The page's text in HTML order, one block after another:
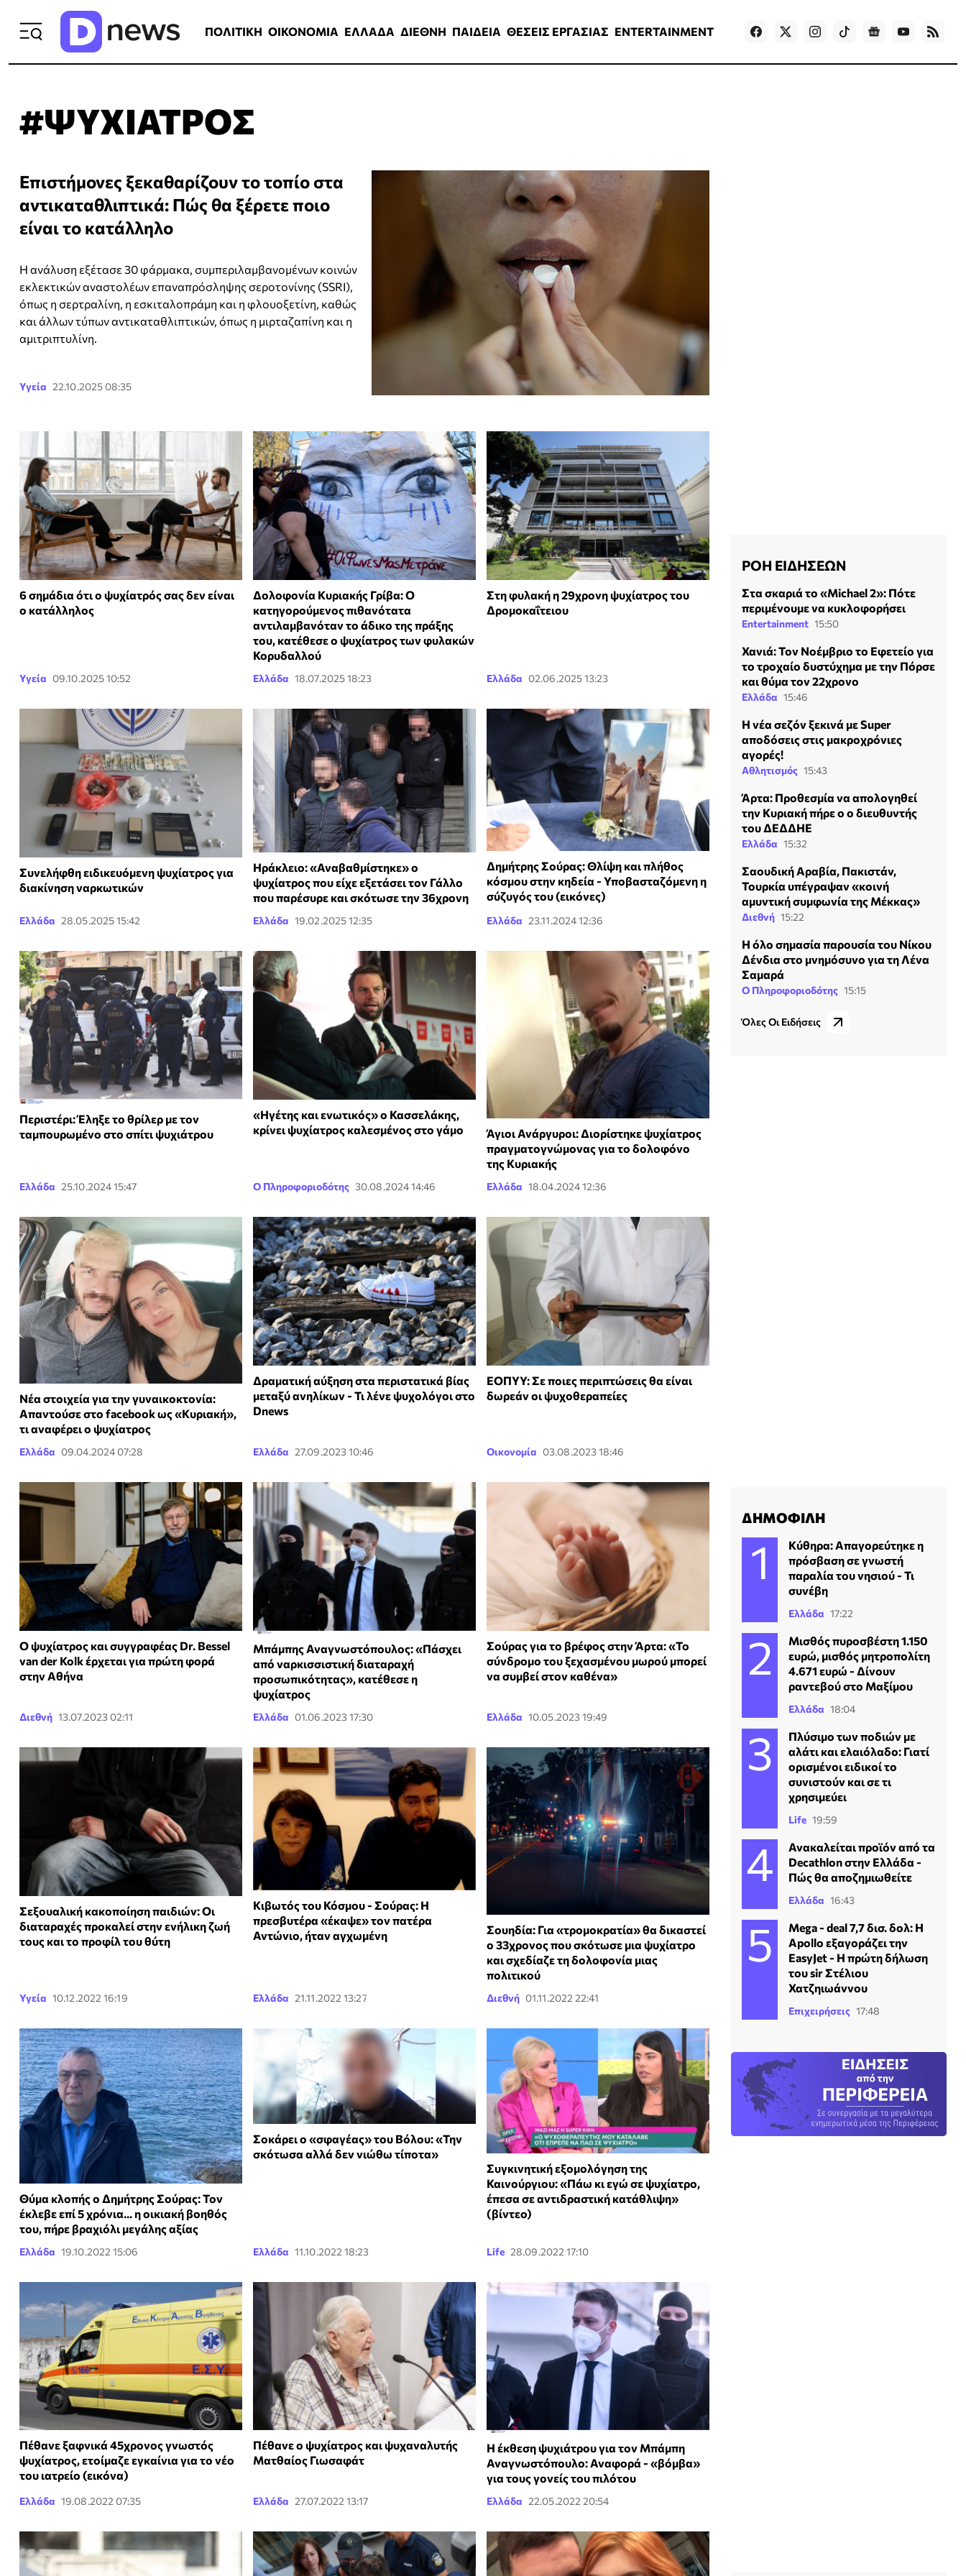
ΠΟΛΙΤΙΚΗ ΟΙΚΟΝΟΜΙΑ ΕΛΛΑΔΑ ΔΙΕΘΝΗ ΠΑΙΔΕΙΑ ΘΕΣΕΙΣ ΕΡΓΑΣΙΑΣ ENTERTAINMENT Games
#ΨΥΧΙΑΤΡΟΣ
Επιστήμονες ξεκαθαρίζουν το τοπίο στα
αντικαταθλιπτικά: Πώς θα ξέρετε ποιο
είναι το κατάλληλο
Η ανάλυση εξέτασε 30 φάρμακα, συμπεριλαμβανομένων κοινών
εκλεκτικών αναστολέων επαναπρόσληψης σεροτονίνης (SSRI),
όπως η σερτραλίνη, η εσκιταλοπράμη και η φλουοξετίνη, καθώς
και άλλων τύπων αντικαταθλιπτικών, όπως η μιρταζαπίνη και η
αμιτριπτυλίνη.
Υγεία 22.10.2025 08:35
6 σημάδια ότι ο ψυχίατρός σας δεν είναι
ο κατάλληλος
Υγεία 09.10.2025 10:52
Δολοφονία Κυριακής Γρίβα: Ο
κατηγορούμενος πιθανότατα
αντιλαμβανόταν το άδικο της πράξης
του, κατέθεσε ο ψυχίατρος των φυλακών
Κορυδαλλού
Ελλάδα 18.07.2025 18:23
Στη φυλακή η 29χρονη ψυχίατρος του
Δρομοκαΐτειου
Ελλάδα 02.06.2025 13:23
Συνελήφθη ειδικευόμενη ψυχίατρος για
διακίνηση ναρκωτικών
Ελλάδα 28.05.2025 15:42
Ηράκλειο: «Αναβαθμίστηκε» ο
ψυχίατρος που είχε εξετάσει τον Γάλλο
που παρέσυρε και σκότωσε την 36χρονη
Ελλάδα 19.02.2025 12:35
Δημήτρης Σούρας: Θλίψη και πλήθος
κόσμου στην κηδεία - Υποβασταζόμενη η
σύζυγός του (εικόνες)
Ελλάδα 23.11.2024 12:36
Περιστέρι: Έληξε το θρίλερ με τον
ταμπουρωμένο στο σπίτι ψυχιάτρου
Ελλάδα 25.10.2024 15:47
«Ηγέτης και ενωτικός» ο Κασσελάκης,
κρίνει ψυχίατρος καλεσμένος στο γάμο
Ο Πληροφοριοδότης 30.08.2024 14:46
Άγιοι Ανάργυροι: Διορίστηκε ψυχίατρος
πραγματογνώμονας για το δολοφόνο
της Κυριακής
Ελλάδα 18.04.2024 12:36
Νέα στοιχεία για την γυναικοκτονία:
Απαντούσε στο facebook ως «Κυριακή»,
τι αναφέρει ο ψυχίατρος
Ελλάδα 09.04.2024 07:28
Δραματική αύξηση στα περιστατικά βίας
μεταξύ ανηλίκων - Τι λένε ψυχολόγοι στο
Dnews
Ελλάδα 27.09.2023 10:46
ΕΟΠΥΥ: Σε ποιες περιπτώσεις θα είναι
δωρεάν οι ψυχοθεραπείες
Οικονομία 03.08.2023 18:46
Ο ψυχίατρος και συγγραφέας Dr. Bessel
van der Kolk έρχεται για πρώτη φορά
στην Αθήνα
Διεθνή 13.07.2023 02:11
Μπάμπης Αναγνωστόπουλος: «Πάσχει
από ναρκισσιστική διαταραχή
προσωπικότητας», κατέθεσε η
ψυχίατρος
Ελλάδα 01.06.2023 17:30
Σούρας για το βρέφος στην Άρτα: «Το
σύνδρομο του ξεχασμένου μωρού μπορεί
να συμβεί στον καθένα»
Ελλάδα 10.05.2023 19:49
Σεξουαλική κακοποίηση παιδιών: Οι
διαταραχές προκαλεί στην ενήλικη ζωή
τους και το προφίλ του θύτη
Υγεία 10.12.2022 16:19
Κιβωτός του Κόσμου - Σούρας: Η
πρεσβυτέρα «έκαψε» τον πατέρα
Αντώνιο, ήταν αγχωμένη
Ελλάδα 21.11.2022 13:27
Σουηδία: Για «τρομοκρατία» θα δικαστεί
ο 33χρονος που σκότωσε μια ψυχίατρο
και σχεδίαζε τη δολοφονία μιας
πολιτικού
Διεθνή 01.11.2022 22:41
Θύμα κλοπής ο Δημήτρης Σούρας: Τον
έκλεβε επί 5 χρόνια... η οικιακή βοηθός
του, πήρε βραχιόλι μεγάλης αξίας
Ελλάδα 19.10.2022 15:06
Σοκάρει ο «σφαγέας» του Βόλου: «Την
σκότωσα αλλά δεν νιώθω τίποτα»
Ελλάδα 11.10.2022 18:23
Συγκινητική εξομολόγηση της
Καινούργιου: «Πάω κι εγώ σε ψυχίατρο,
έπεσα σε αντιδραστική κατάθλιψη»
(βίντεο)
Life 28.09.2022 17:10
Πέθανε ξαφνικά 45χρονος γνωστός
ψυχίατρος, ετοίμαζε εγκαίνια για το νέο
του ιατρείο (εικόνα)
Ελλάδα 19.08.2022 07:35
Πέθανε ο ψυχίατρος και ψυχαναλυτής
Ματθαίος Γιωσαφάτ
Ελλάδα 27.07.2022 13:17
Η έκθεση ψυχιάτρου για τον Μπάμπη
Αναγνωστόπουλο: Αναφορά - «βόμβα»
για τους γονείς του πιλότου
Ελλάδα 22.05.2022 20:54
ΡΟΗ ΕΙΔΗΣΕΩΝ
Στα σκαριά το «Michael 2»: Πότε
περιμένουμε να κυκλοφορήσει
Entertainment 15:50
Χανιά: Τον Νοέμβριο το Εφετείο για
το τροχαίο δυστύχημα με την Πόρσε
και θύμα τον 22χρονο
Ελλάδα 15:46
Η νέα σεζόν ξεκινά με Super
αποδόσεις στις μακροχρόνιες
αγορές!
Αθλητισμός 15:43
Άρτα: Προθεσμία να απολογηθεί
την Κυριακή πήρε ο ο διευθυντής
του ΔΕΔΔΗΕ
Ελλάδα 15:32
Σαουδική Αραβία, Πακιστάν,
Τουρκία υπέγραψαν «κοινή
αμυντική συμφωνία της Μέκκας»
Διεθνή 15:22
Η όλο σημασία παρουσία του Νίκου
Δένδια στο μνημόσυνο για τη Λένα
Σαμαρά
Ο Πληροφοριοδότης 15:15
Όλες Οι Ειδήσεις
ΔΗΜΟΦΙΛΗ
Κύθηρα: Απαγορεύτηκε η
πρόσβαση σε γνωστή
παραλία του νησιού - Τι
συνέβη
Ελλάδα 17:22
Μισθός πυροσβέστη 1.150
ευρώ, μισθός μητροπολίτη
4.671 ευρώ - Δίνουν
ραντεβού στο Μαξίμου
Ελλάδα 18:04
Πλύσιμο των ποδιών με
αλάτι και ελαιόλαδο: Γιατί
ορισμένοι ειδικοί το
συνιστούν και σε τι
χρησιμεύει
Life 19:59
Ανακαλείται προϊόν από τα
Decathlon στην Ελλάδα -
Πώς θα αποζημιωθείτε
Ελλάδα 16:43
Mega - deal 7,7 δισ. δολ: Η
Apollo εξαγοράζει την
EasyJet - Η πρώτη δήλωση
του sir Στέλιου
Χατζηιωάννου
Επιχειρήσεις 17:48